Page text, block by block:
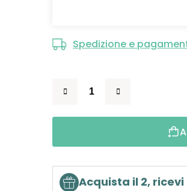
Spedizione e
Acquista il 2, ricevi